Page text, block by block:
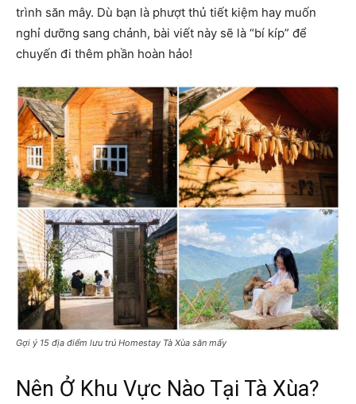
trình săn mây. Dù bạn là phượt thủ tiết kiệm hay muốn
nghỉ dưỡng sang chảnh, bài viết này sẽ là “bí kíp” để
chuyến đi thêm phần hoàn hảo!
Gợi ý 15 địa điểm lưu trú Homestay Tà Xùa săn mấy
Nên Ở Khu Vực Nào Tại Tà Xùa?